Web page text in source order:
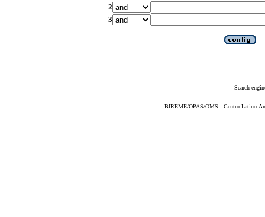
2
3
Search
BIREME/OPAS/OMS - Centro Latino-